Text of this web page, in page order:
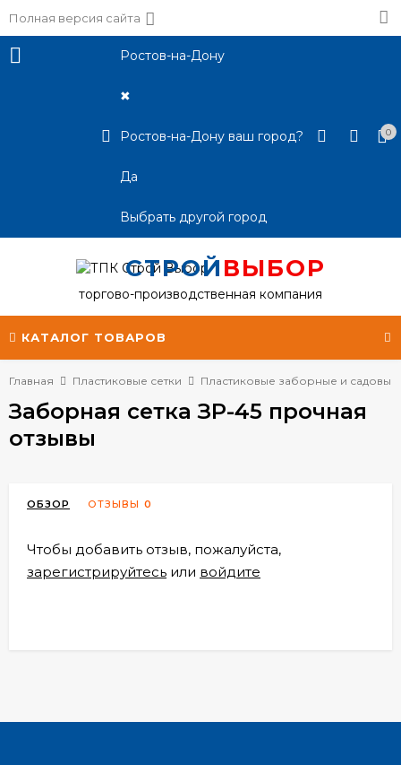
Полная версия сайта
Ростов-на-Дону
✖
Ростов-на-Дону ваш город?
Да
Выбрать другой город
0
СТРОЙВЫБОР
торгово-производственная компания
КАТАЛОГ ТОВАРОВ
Главная Пластиковые сетки Пластиковые заборные и садовые
Заборная сетка ЗР-45 прочная
отзывы
ОБЗОР ОТЗЫВЫ 0
Чтобы добавить отзыв, пожалуйста,
зарегистрируйтесь или войдите